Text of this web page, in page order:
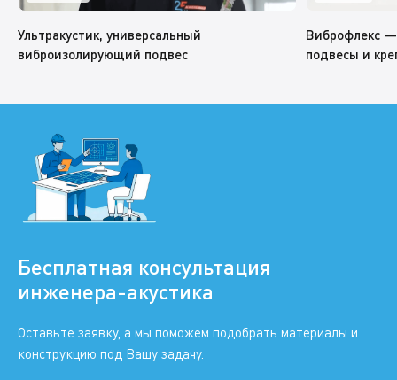
Ультракустик, универсальный
виброизолирующий подвес
Виброфлекс
подвесы и
Бесплатная консультация
инженера-акустика
Оставьте заявку, а мы поможем подобрать материалы и
конструкцию под Вашу задачу.